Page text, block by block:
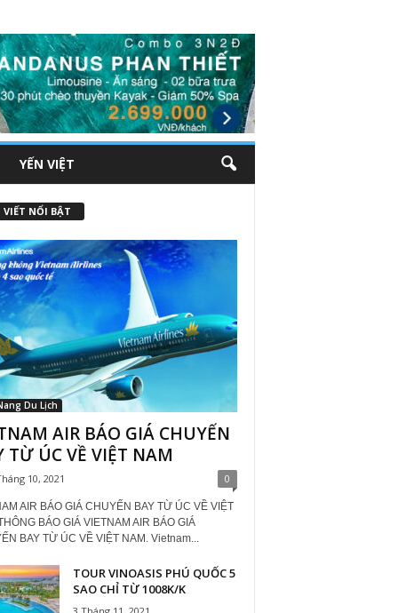
YẾN VIỆT
VIẾT NỔI BẬT
Du Lịch
AIR BÁO GIÁ CHUYẾN
TỪ ÚC VỀ VIỆT NAM
10, 2021 0
AIR BÁO GIÁ CHUYẾN BAY TỪ ÚC VỀ VIỆT
BÁO GIÁ VIETNAM AIR BÁO GIÁ
BAY TỪ ÚC VỀ VIỆT NAM. Vietnam...
TOUR VINOASIS PHÚ QUỐC 5
SAO CHỈ TỪ 1008K/K